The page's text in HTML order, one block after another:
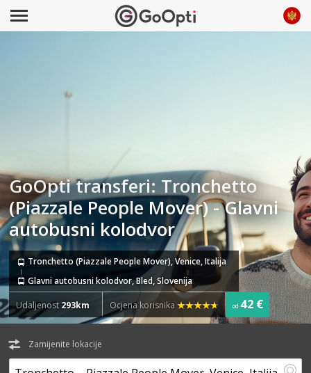
GoOpti transferi: Tronchetto
(Piazzale People Mover) - Glavni
autobusni kolodvor
Tronchetto (Piazzale People Mover), Venice, Italija
Glavni autobusni kolodvor, Bled, Slovenija
Udaljenost 293km Ocjena korisnika od 42 €
Zamijenite lokacije